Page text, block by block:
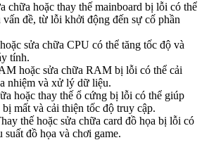
chữa hoặc thay thế mainboard bị lỗi có thể
vấn đề, từ lỗi khởi động đến sự cố phần
sửa chữa CPU có thể tăng tốc độ và
tính.
hoặc sửa chữa RAM bị lỗi có thể cải
nhiệm và xử lý dữ liệu.
hoặc thay thế ổ cứng bị lỗi có thể giúp
mất và cải thiện tốc độ truy cập.
thế hoặc sửa chữa card đồ họa bị lỗi có
suất đồ họa và chơi game.